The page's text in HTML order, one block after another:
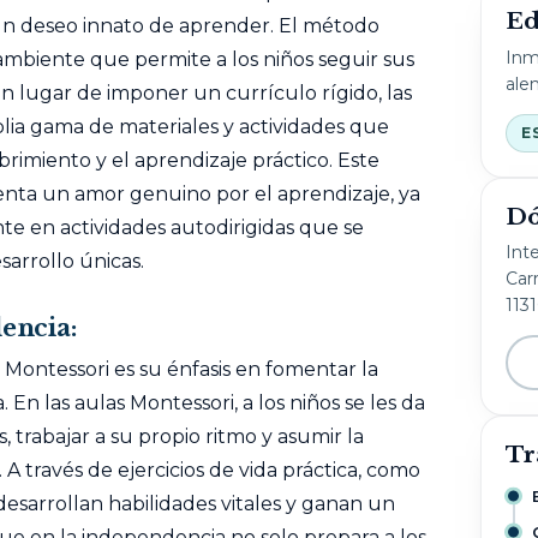
deseo innato de aprender. El método
que permite a los niños seguir sus
lugar de imponer un currículo rígido, las
gama de materiales y actividades que
y el aprendizaje práctico. Este
un amor genuino por el aprendizaje, ya
en actividades autodirigidas que se
únicas.
es su énfasis en fomentar la
las aulas Montessori, a los niños se les da
trabajar a su propio ritmo y asumir la
través de ejercicios de vida práctica, como
habilidades vitales y ganan un